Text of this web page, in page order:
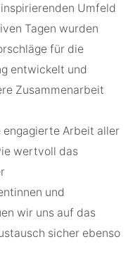
Umfeld
Tagen wurden
für die
entwickelt und
Zusammenarbeit
Arbeit aller
wertvoll das
und
wir uns auf das
sicher ebenso